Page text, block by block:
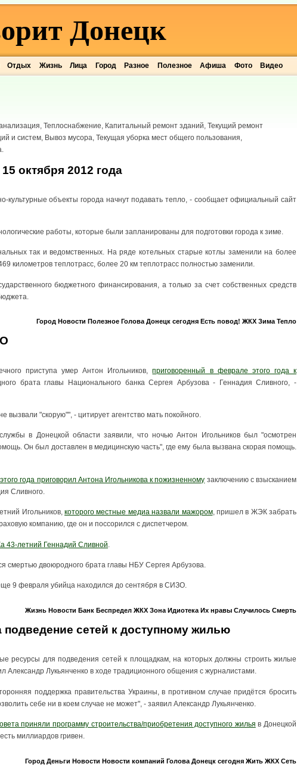
Отдых Жизнь Лица Город Разное Полезное Афиша Фото Видео
Донецк
Теплоснабжение, Капитальный ремонт зданий, Текущий ремонт
и систем, Вывоз мусора, Текущая уборка мест общего пользования,
октября 2012 года
культурные объекты города начнут подавать тепло, - сообщает официальный сайт
работы, которые были запланированы для подготовки города к зиме.
так и ведомственных. На ряде котельных старые котлы заменили на более
километров теплотрасс, более 20 км теплотрасс полностью заменили.
бюджетного финансирования, а только за счет собственных средств
Город Новости Полезное Голова Донецк сегодня Есть повод! ЖКХ Зима Тепло
приступа умер Антон Игольников,приговоренный в феврале этого года к
брата главы Национального банка Сергея Арбузова - Геннадия Сливного, -
"скорую"", - цитирует агентство мать покойного.
в Донецкой области заявили, что ночью Антон Игольников был "осмотрен
Он был доставлен в медицинскую часть", где ему была вызвана скорая помощь.
года приговорил Антона Игольникова к пожизненному заключению с взысканием
Сливного.
Игольников, которого местные медиа назвали мажором, пришел в ЖЭК забрать
компанию, где он и поссорился с диспетчером.
43-летний Геннадий Сливной
смертью двоюродного брата главы НБУ Сергея Арбузова.
9 февраля убийца находился до сентября в СИЗО.
Жизнь Новости Банк Беспредел ЖКХ Зона Идиотека Их нравы Случилось Смерть
подведение сетей к доступному жилью
ресурсы для подведения сетей к площадкам, на которых должны строить жилые
Александр Лукьянченко в ходе традиционного общения с журналистами.
поддержка правительства Украины, в противном случае придётся бросить
себе ни в коем случае не может", - заявил Александр Лукьянченко.
приняли программу строительства/приобретения доступного жилья в Донецкой
миллиардов гривен.
Город Деньги Новости Новости компаний Голова Донецк сегодня Жить ЖКХ Сеть